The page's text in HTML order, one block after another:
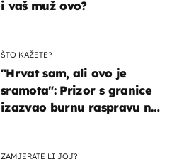
i vaš muž ovo?
ŠTO KAŽETE?
"Hrvat sam, ali ovo je
sramota": Prizor s granice
izazvao burnu raspravu na
ZAMJERATE LI JOJ?